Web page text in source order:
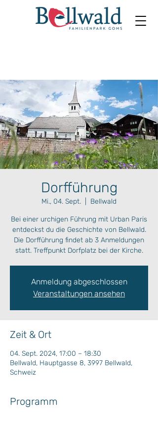
Dorfführung
Mi., 04. Sept. Bellwald
Bei einer urchigen Führung mit Urban Paris
entdeckst du die Geschichte von Bellwald.
Die Dorfführung findet ab 3 Anmeldungen
statt. Treffpunkt Dorfplatz bei der Kirche.
Anmeldung abgeschlossen
Veranstaltungen ansehen
Zeit & Ort
04. Sept. 2024, 17:00 – 18:30
Bellwald, Hauptgasse 8, 3997 Bellwald,
Schweiz
Programm